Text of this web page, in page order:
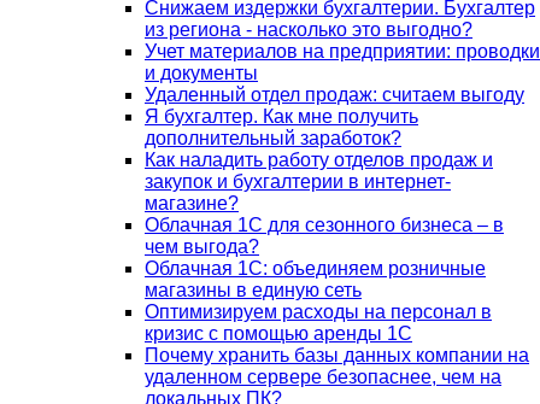
Снижаем издержки бухгалтерии. Бухгалтер
из региона - насколько это выгодно?
Учет материалов на предприятии: проводки
и документы
Удаленный отдел продаж: считаем выгоду
Я бухгалтер. Как мне получить
дополнительный заработок?
Как наладить работу отделов продаж и
закупок и бухгалтерии в интернет-
магазине?
Облачная 1С для сезонного бизнеса – в
чем выгода?
Облачная 1С: объединяем розничные
магазины в единую сеть
Оптимизируем расходы на персонал в
кризис с помощью аренды 1С
Почему хранить базы данных компании на
удаленном сервере безопаснее, чем на
локальных ПК?